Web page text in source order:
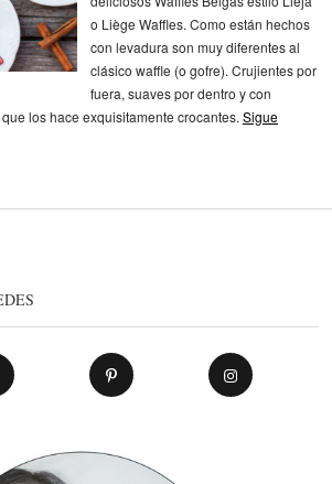
o Liège Waffles. Como están hechos
con levadura son muy diferentes al
clásico waffle (o gofre). Crujientes por
fuera, suaves por dentro y con
los hace exquisitamente crocantes. Sigue